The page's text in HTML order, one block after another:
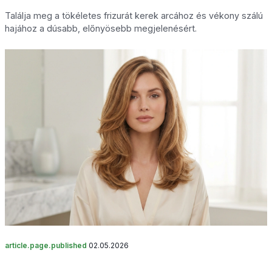
Találja meg a tökéletes frizurát kerek arcához és vékony szálú
hajához a dúsabb, előnyösebb megjelenésért.
article.page.published 02.05.2026